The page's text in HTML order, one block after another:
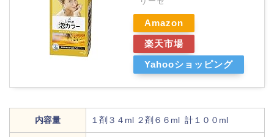
Amazon
楽天市場
Yahooショッピング
内容量 １剤３４ml ２剤６６ml 計１００ml